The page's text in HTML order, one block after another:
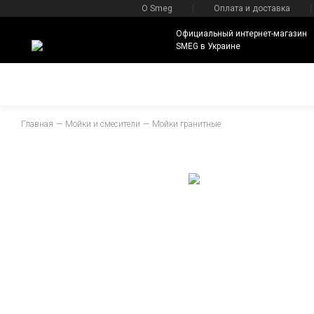
О Smeg Оплата и доставка
Официальный интернет-магазин
SMEG в Украине
Главная Мойки и смесители Мойки гранитные